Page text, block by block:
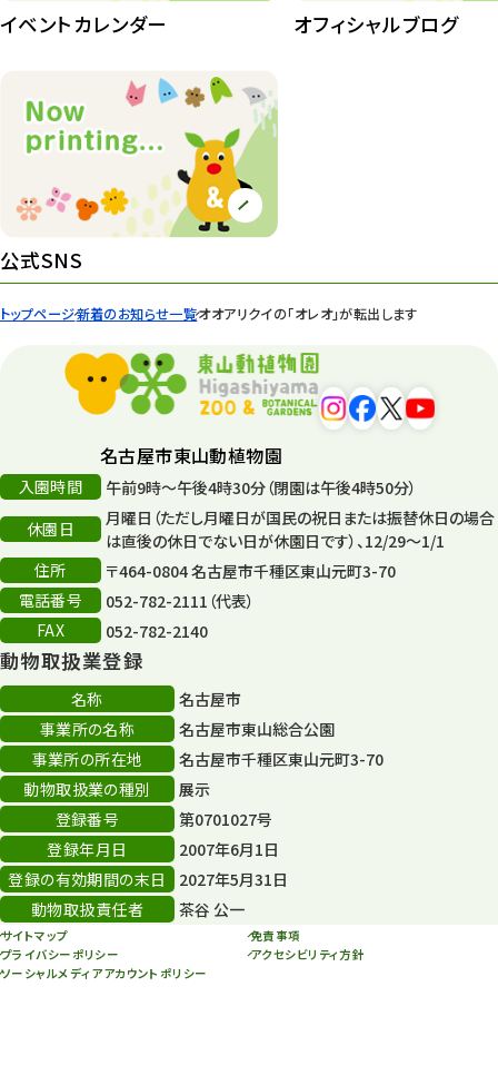
トップページ新着のお知らせ一覧オオアリクイの「オレオ」が転出します
イベントカレンダー オフィシャルブログ
公式SNS
名古屋市東山動植物園
入園時間
午前9時～午後4時30分（閉園は午後4時50分）
休園日
月曜日（ただし月曜日が国民の祝日または振替休日の場合
は直後の休日でない日が休園日です）、12/29～1/1
住所
〒464-0804 名古屋市千種区東山元町3-70
電話番号
052-782-2111（代表）
FAX
052-782-2140
動物取扱業登録
名称
名古屋市
事業所の名称
名古屋市東山総合公園
事業所の所在地
名古屋市千種区東山元町3-70
動物取扱業の種別
展示
登録番号
第0701027号
登録年月日
2007年6月1日
登録の有効期間の末日
2027年5月31日
動物取扱責任者
茶谷 公一
サイトマップ
免責事項
プライバシーポリシー
アクセシビリティ方針
ソーシャルメディアアカウントポリシー